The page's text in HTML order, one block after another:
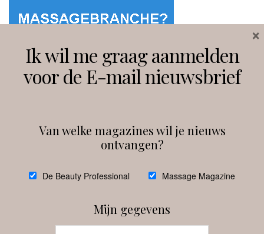
debeautyprofessional
Ik wil me graag aanmelden
voor de E-mail nieuwsbrief
Van welke magazines wil je nieuws
ontvangen?
De Beauty Professional Massage Magazine
Mijn gegevens
×